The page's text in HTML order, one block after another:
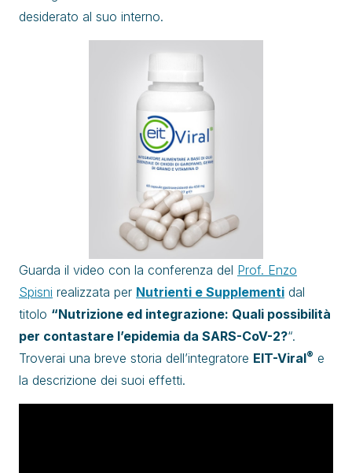
desiderato al suo interno.
Guarda il video con la conferenza del Prof. Enzo
Spisni realizzata per Nutrienti e Supplementi dal
titolo “Nutrizione ed integrazione: Quali possibilità
per contastare l’epidemia da SARS-CoV-2?“.
Troverai una breve storia dell’integratore EIT-Viral® e
la descrizione dei suoi effetti.